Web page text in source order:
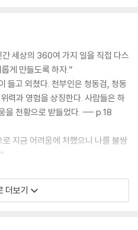
세상의 360여 가지 일을 직접 다스
게 만들도록 하자.”
들고 외쳤다. 천부인은 청동검, 청동
력과 영험을 상징한다. 사람들은 하
을 천황으로 받들었다. --- p.18
지금 어려움에 처했으니 나를 불쌍
했다. 곧 물고기와 자라들이 떠올라
고 건널 수 있을 정도로 튼튼한 다리
더보기